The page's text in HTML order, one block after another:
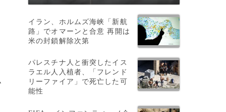
イラン、ホルムズ海峡「新航
路」でオマーンと合意 再開は
米の封鎖解除次第
パレスチナ人と衝突したイス
ラエル人入植者、「フレンド
リーファイア」で死亡した可
能性